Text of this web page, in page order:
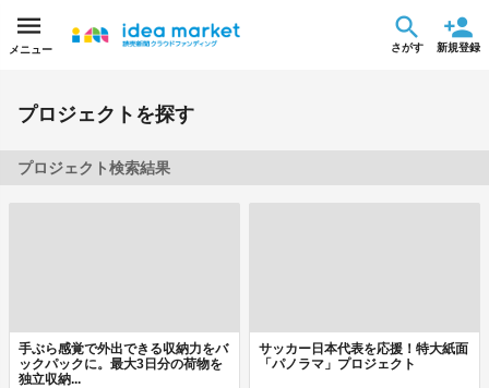
メニュー さがす 新規登録
プロジェクトを探す
プロジェクト検索結果
手ぶら感覚で外出できる収納力をバ
ックパックに。最大3日分の荷物を
独立収納...
サッカー日本代表を応援！特大紙面
「パノラマ」プロジェクト